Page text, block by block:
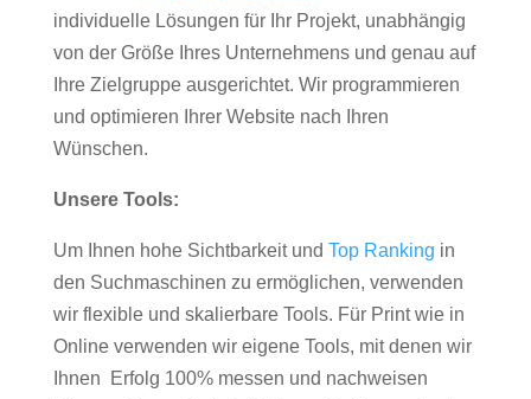
individuelle Lösungen für Ihr Projekt, unabhängig
von der Größe Ihres Unternehmens und genau auf
Ihre Zielgruppe ausgerichtet. Wir programmieren
und optimieren Ihrer Website nach Ihren
Wünschen.
Unsere Tools:
Um Ihnen hohe Sichtbarkeit und Top Ranking in
den Suchmaschinen zu ermöglichen, verwenden
wir flexible und skalierbare Tools. Für Print wie in
Online verwenden wir eigene Tools, mit denen wir
Ihnen Erfolg 100% messen und nachweisen